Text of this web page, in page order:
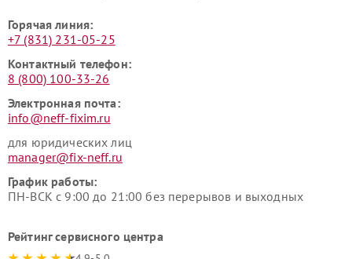
Горячая линия:
+7 (831) 231-05-25
Контактный телефон:
8 (800) 100-33-26
Электронная почта:
info@neff-fixim.ru
для юридических лиц
manager@fix-neff.ru
График работы:
ПН-ВСК с 9:00 до 21:00 без перерывов и выходных
Рейтинг сервисного центра